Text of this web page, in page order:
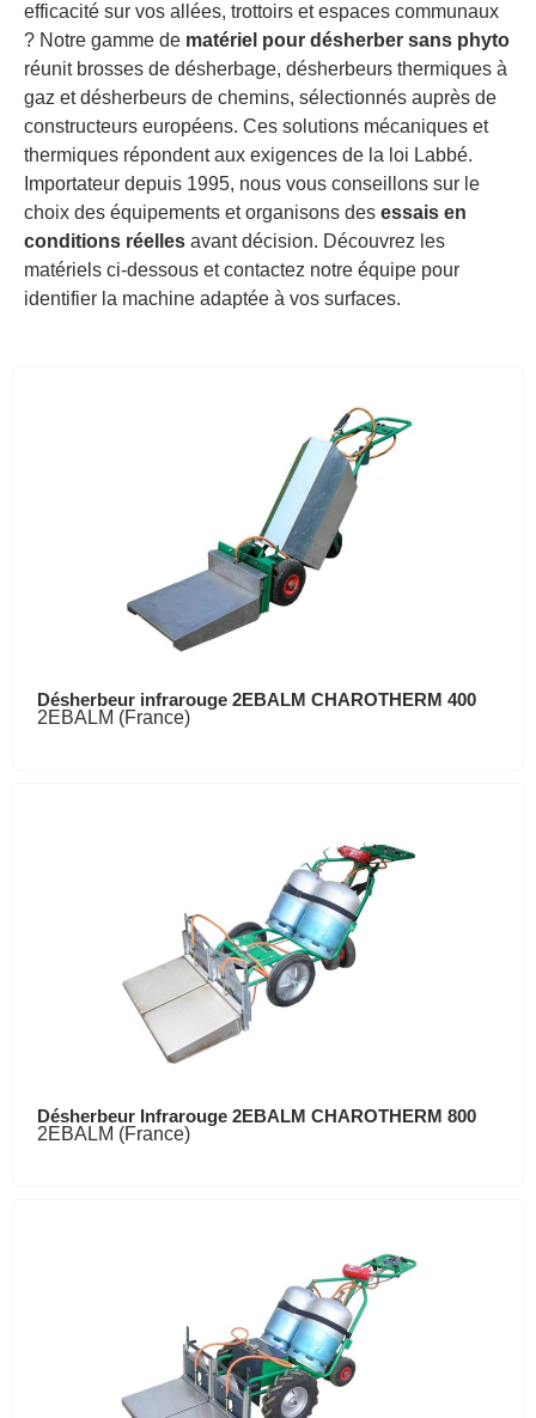
efficacité sur vos allées, trottoirs et espaces communaux
? Notre gamme de matériel pour désherber sans phyto
réunit brosses de désherbage, désherbeurs thermiques à
gaz et désherbeurs de chemins, sélectionnés auprès de
constructeurs européens. Ces solutions mécaniques et
thermiques répondent aux exigences de la loi Labbé.
Importateur depuis 1995, nous vous conseillons sur le
choix des équipements et organisons des essais en
conditions réelles avant décision. Découvrez les
matériels ci-dessous et contactez notre équipe pour
identifier la machine adaptée à vos surfaces.
Désherbeur infrarouge 2EBALM CHAROTHERM 400
2EBALM (France)
Désherbeur Infrarouge 2EBALM CHAROTHERM 800
2EBALM (France)